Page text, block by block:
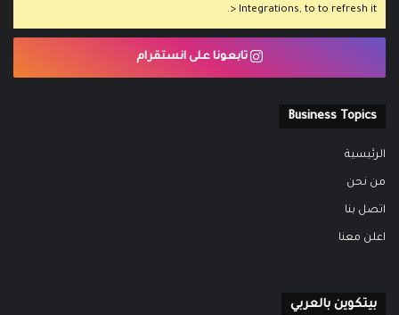
> Integrations, to to refresh it.
تابعونا على انستقرام
Business Topics
الرئيسية
من نحن
اتصل بنا
اعلن معنا
بيتكوين بالعربي